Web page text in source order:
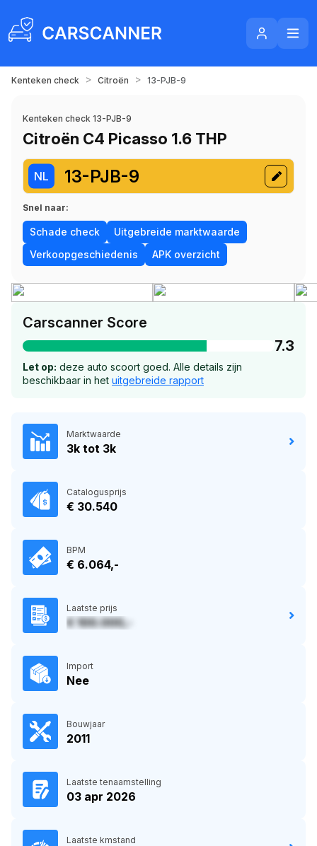
Kenteken check > Citroën > 13-PJB-9
Kenteken check 13-PJB-9
Citroën C4 Picasso 1.6 THP
NL 13-PJB-9
Snel naar:
Schade check
Uitgebreide marktwaarde
Verkoopgeschiedenis
APK overzicht
Carscanner Score
7.3
Let op: deze auto scoort goed. Alle details zijn
beschikbaar in het uitgebreide rapport
Marktwaarde
3k tot 3k
Catalogusprijs
€ 30.540
BPM
€ 6.064,-
Laatste prijs
€ 100.000,-
Import
Nee
Bouwjaar
2011
Laatste tenaamstelling
03 apr 2026
Laatste kmstand